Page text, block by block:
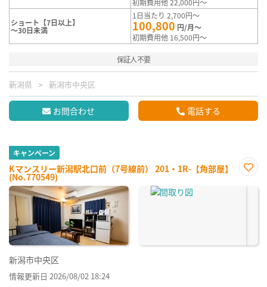
ショート【7日以上】
～30日未満
1日当たり 2,700円～
100,800 円/月～
初期費用他 16,500円～
保証人不要
新潟県 新潟市中央区
お問合わせ 電話する
キャンペーン
Kマンスリー新潟駅北口前（7号線前） 201・1R-【角部屋】
(No.770549)
に入
新潟市中央区
情報更新日 2026/08/02 18:24